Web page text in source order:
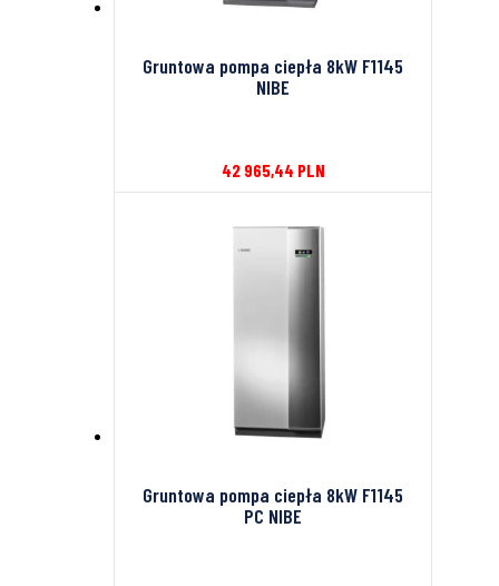
Gruntowa pompa ciepła 8kW F1145
NIBE
42 965,44 PLN
Gruntowa pompa ciepła 8kW F1145
PC NIBE